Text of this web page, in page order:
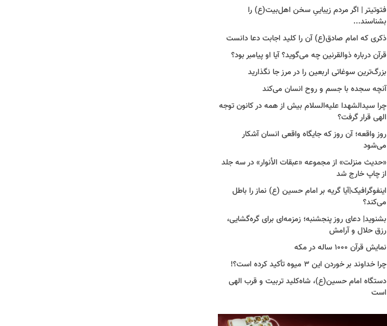
فتوتیتر | اگر مردم زیباییِ سخن اهل‌بیت(ع) را
بشناسند...
ذکری که امام صادق(ع) آن را کلید اجابت دعا دانست
قرآن درباره ذوالقرنین چه می‌گوید؟ آیا او پیامبر بود؟
بزرگ‌ترین سوغاتی اربعین را در مرز جا نگذارید
آنچه سجده با جسم و روح انسان می‌کند
چرا سیدالشهدا علیه‌السلام بیش از همه در کانون توجه
الهی قرار گرفت؟
روز واقعه؛ آن روز که جایگاه واقعی انسان آشکار
می‌شود
«حدیث منزلت» از مجموعه «عبقات الأنوار» در سه جلد
از چاپ خارج شد
اینفوگرافیک|آیا گریه بر امام حسین (ع) نماز را باطل
می‌کند؟
بشنوید| دعای روز پنجشنبه؛ زمزمه‌ای برای گره‌گشایی،
رزق حلال و آرامش
نمایش قرآن ۱۰۰۰ ساله در مکه
چرا خداوند بر خوردن این ۳ میوه تأکید کرده است؟!
دستگاه امام حسین(ع)، شاه‌کلید تربیت و قرب الهی
است